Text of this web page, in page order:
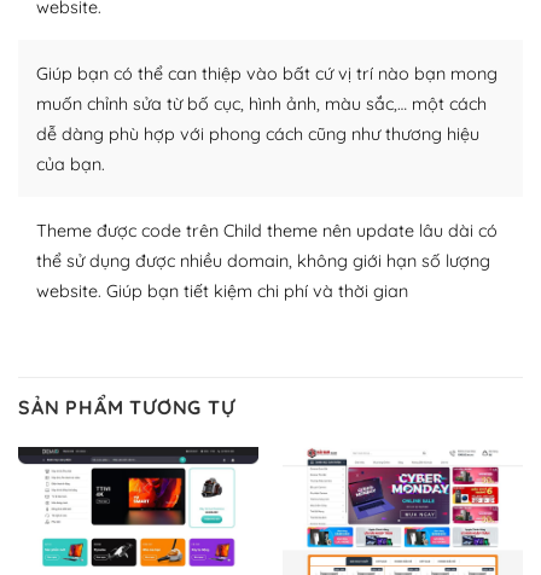
nhiều plugin trả phí hoặc miễn phí.
Nhờ lượng người dùng đông đảo, thư viện themes và
plugin của WordPress rất phong phú. Bạn có thể thỏa
thích chọn lựa plugin và themes phù hợp cho mục đích
lập website của mình.
– Dễ sử dụng
Và bạn có toàn quyền tự do khi quyết định nơi lưu trữ
trang web WordPress của bạn.
Dễ dàng lựa chọn Hosting cho website WordPress
– Bảo mật cực tốt
website.
Giúp bạn có thể can thiệp vào bất cứ vị trí nào bạn mong
muốn chỉnh sửa từ bố cục, hình ảnh, màu sắc,… một cách
dễ dàng phù hợp với phong cách cũng như thương hiệu
của bạn.
Theme được code trên Child theme nên update lâu dài có
thể sử dụng được nhiều domain, không giới hạn số lượng
website. Giúp bạn tiết kiệm chi phí và thời gian
SẢN PHẨM TƯƠNG TỰ